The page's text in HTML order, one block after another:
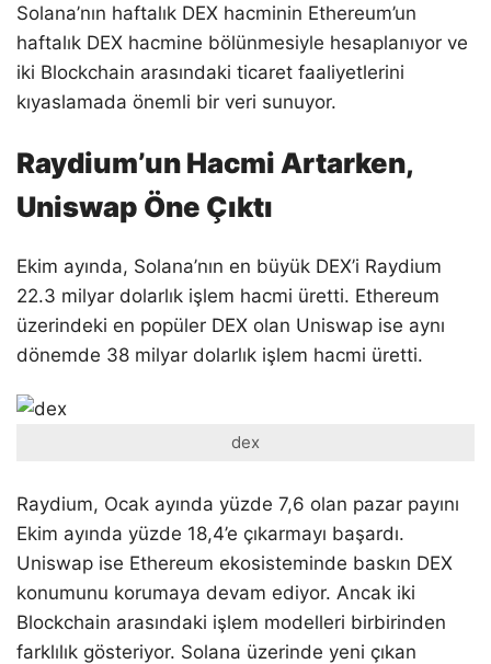
Solana’nın haftalık DEX hacminin Ethereum’un
haftalık DEX hacmine bölünmesiyle hesaplanıyor ve
iki Blockchain arasındaki ticaret faaliyetlerini
kıyaslamada önemli bir veri sunuyor.
Raydium’un Hacmi Artarken,
Uniswap Öne Çıktı
Ekim ayında, Solana’nın en büyük DEX’i Raydium
22.3 milyar dolarlık işlem hacmi üretti. Ethereum
üzerindeki en popüler DEX olan Uniswap ise aynı
dönemde 38 milyar dolarlık işlem hacmi üretti.
dex
Raydium, Ocak ayında yüzde 7,6 olan pazar payını
Ekim ayında yüzde 18,4’e çıkarmayı başardı.
Uniswap ise Ethereum ekosisteminde baskın DEX
konumunu korumaya devam ediyor. Ancak iki
Blockchain arasındaki işlem modelleri birbirinden
farklılık gösteriyor. Solana üzerinde yeni çıkan